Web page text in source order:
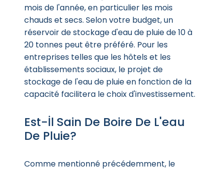
mois de l'année, en particulier les mois
chauds et secs. Selon votre budget, un
réservoir de stockage d'eau de pluie de 10 à
20 tonnes peut être préféré. Pour les
entreprises telles que les hôtels et les
établissements sociaux, le projet de
stockage de l'eau de pluie en fonction de la
capacité facilitera le choix d'investissement.
Est-İl Sain De Boire De L'eau
De Pluie?
Comme mentionné précédemment, le